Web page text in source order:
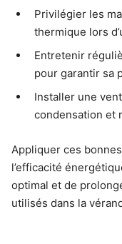
Privilégier les
thermique lors
Entretenir
pour garantir sa
Installer une
condensation et
Appliquer ces
l’efficacité
optimal et de
utilisés dans la